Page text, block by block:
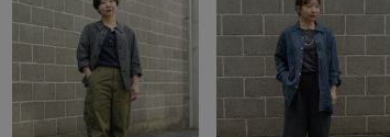
アナトミカ アストールフレックス